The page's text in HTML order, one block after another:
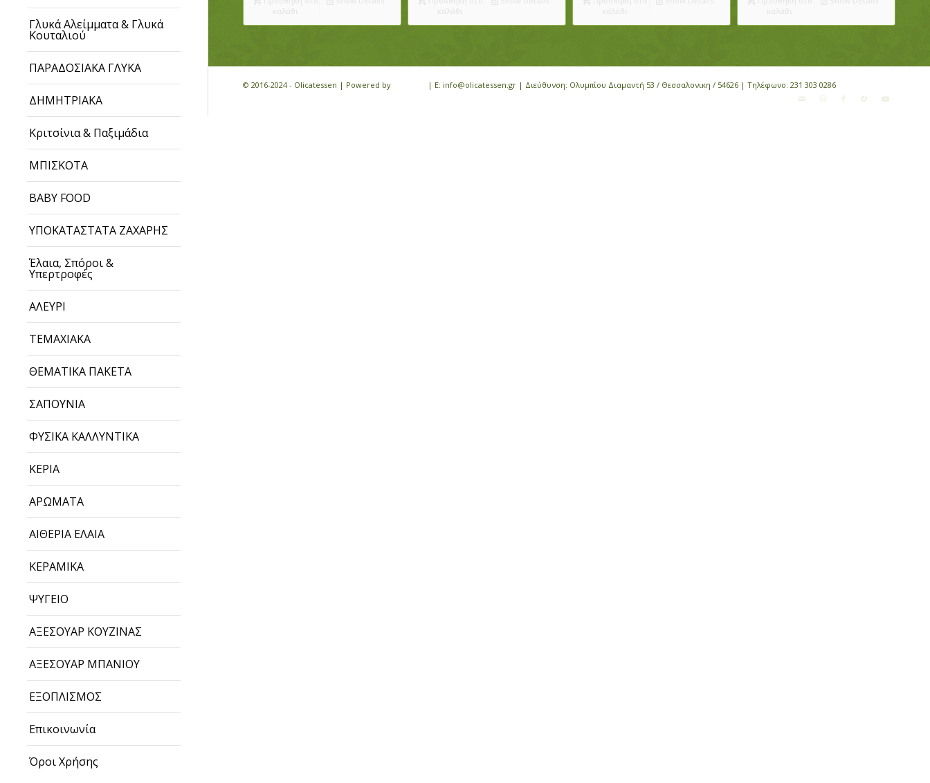
Γλυκά Αλείμματα & Γλυκά
Κουταλιού
ΠΑΡΑΔΟΣΙΑΚΑ ΓΛΥΚΑ
ΔΗΜΗΤΡΙΑΚΑ
Κριτσίνια & Παξιμάδια
ΜΠΙΣΚΟΤΑ
BABY FOOD
ΥΠΟΚΑΤΑΣΤΑΤΑ ΖΑΧΑΡΗΣ
Έλαια, Σπόροι &
Υπερτροφές
ΑΛΕΥΡΙ
ΤΕΜΑΧΙΑΚΑ
ΘΕΜΑΤΙΚΑ ΠΑΚΕΤΑ
ΣΑΠΟΥΝΙΑ
ΦΥΣΙΚΑ ΚΑΛΛΥΝΤΙΚΑ
ΚΕΡΙΑ
ΑΡΩΜΑΤΑ
ΑΙΘΕΡΙΑ ΕΛΑΙΑ
ΚΕΡΑΜΙΚΑ
ΨΥΓΕΙΟ
ΑΞΕΣΟΥΑΡ ΚΟΥΖΙΝΑΣ
ΑΞΕΣΟΥΑΡ ΜΠΑΝΙΟΥ
ΕΞΟΠΛΙΣΜΟΣ
Επικοινωνία
Όροι Χρήσης
© 2016-2024 - Olicatessen | Powered by | E: info@olicatessen.gr | Διεύθυνση: Ολυμπίου Διαμαντή 53 / Θεσσαλονικη / 54626 | Τηλέφωνο: 231 303 0286